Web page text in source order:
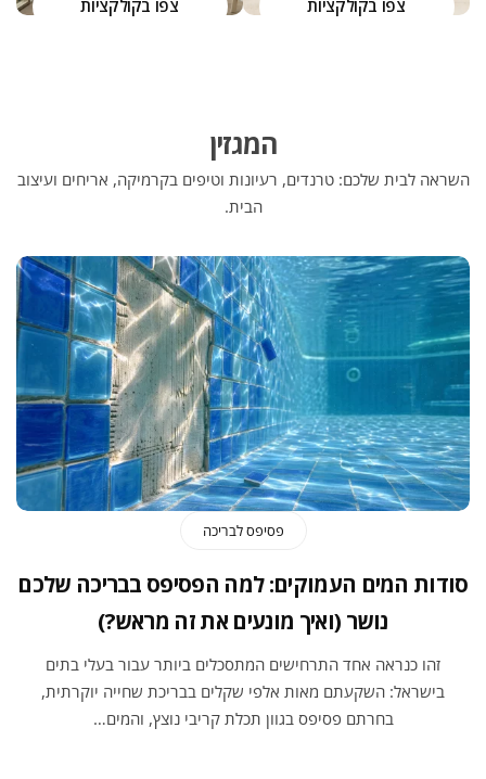
צפו בקולקציות צפו בקולקציות
המגזין
השראה לבית שלכם: טרנדים, רעיונות וטיפים בקרמיקה, אריחים ועיצוב
הבית.
פסיפס לבריכה
סודות המים העמוקים: למה הפסיפס בבריכה שלכם
נושר (ואיך מונעים את זה מראש?)
זהו כנראה אחד התרחישים המתסכלים ביותר עבור בעלי בתים
בישראל: השקעתם מאות אלפי שקלים בבריכת שחייה יוקרתית,
בחרתם פסיפס בגוון תכלת קריבי נוצץ, והמים…